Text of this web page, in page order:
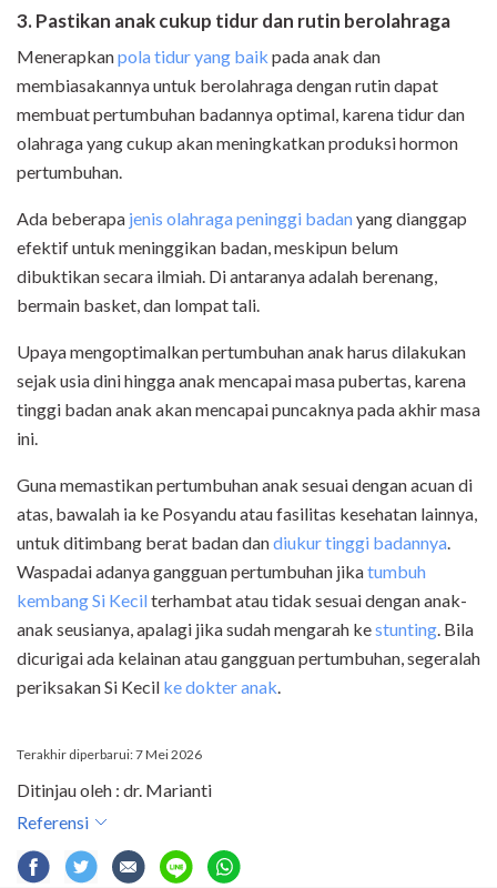
3. Pastikan anak cukup tidur dan rutin berolahraga
Menerapkanpola tidur yang baik pada anak dan
membiasakannya untuk berolahraga dengan rutin dapat
membuat pertumbuhan badannya optimal, karena tidur dan
olahraga yang cukup akan meningkatkan produksi hormon
pertumbuhan.
Ada beberapa jenis olahraga peninggi badanyang dianggap
efektif untuk meninggikan badan, meskipun belum
dibuktikan secara ilmiah. Di antaranya adalah berenang,
bermain basket, dan lompat tali.
Upaya mengoptimalkan pertumbuhan anak harus dilakukan
sejak usia dini hingga anak mencapai masa pubertas, karena
tinggi badan anak akan mencapai puncaknya pada akhir masa
ini.
Guna memastikan pertumbuhan anak sesuai dengan acuan di
atas, bawalah ia ke Posyandu atau fasilitas kesehatan lainnya,
untuk ditimbang berat badan dandiukur tinggi badannya.
Waspadai adanya gangguan pertumbuhan jikatumbuh
kembang Si Kecilterhambat atau tidak sesuai dengan anak-
anak seusianya, apalagi jika sudah mengarah kestunting. Bila
dicurigai ada kelainan atau gangguan pertumbuhan, segeralah
periksakan Si Kecil ke dokter anak.
Terakhir diperbarui: 7 Mei 2026